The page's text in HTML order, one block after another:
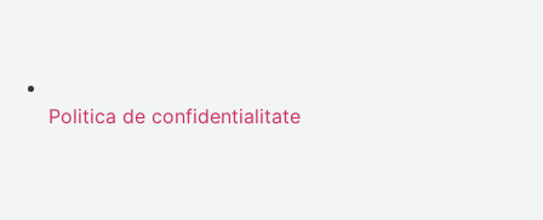
Politica de confidentialitate